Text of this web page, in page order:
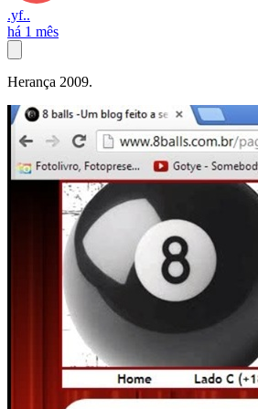
.yf..
há 1 mês
Herança 2009.